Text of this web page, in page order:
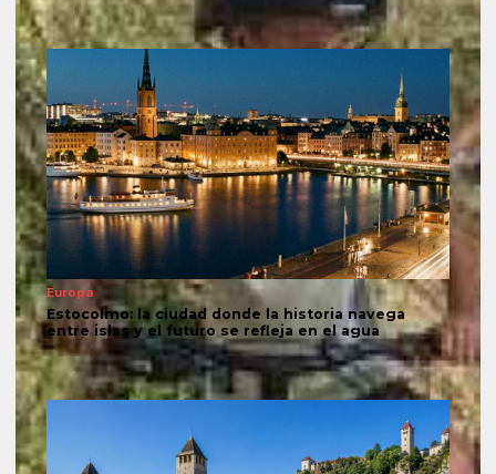
Europa
Estocolmo: la ciudad donde la historia navega
entre islas y el futuro se refleja en el agua